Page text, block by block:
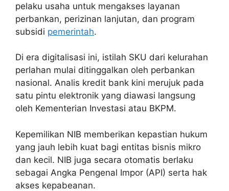
pelaku usaha untuk mengakses layanan
perbankan, perizinan lanjutan, dan program
subsidi pemerintah.
Di era digitalisasi ini, istilah SKU dari kelurahan
perlahan mulai ditinggalkan oleh perbankan
nasional. Analis kredit bank kini merujuk pada
satu pintu elektronik yang diawasi langsung
oleh Kementerian Investasi atau BKPM.
Kepemilikan NIB memberikan kepastian hukum
yang jauh lebih kuat bagi entitas bisnis mikro
dan kecil. NIB juga secara otomatis berlaku
sebagai Angka Pengenal Impor (API) serta hak
akses kepabeanan.